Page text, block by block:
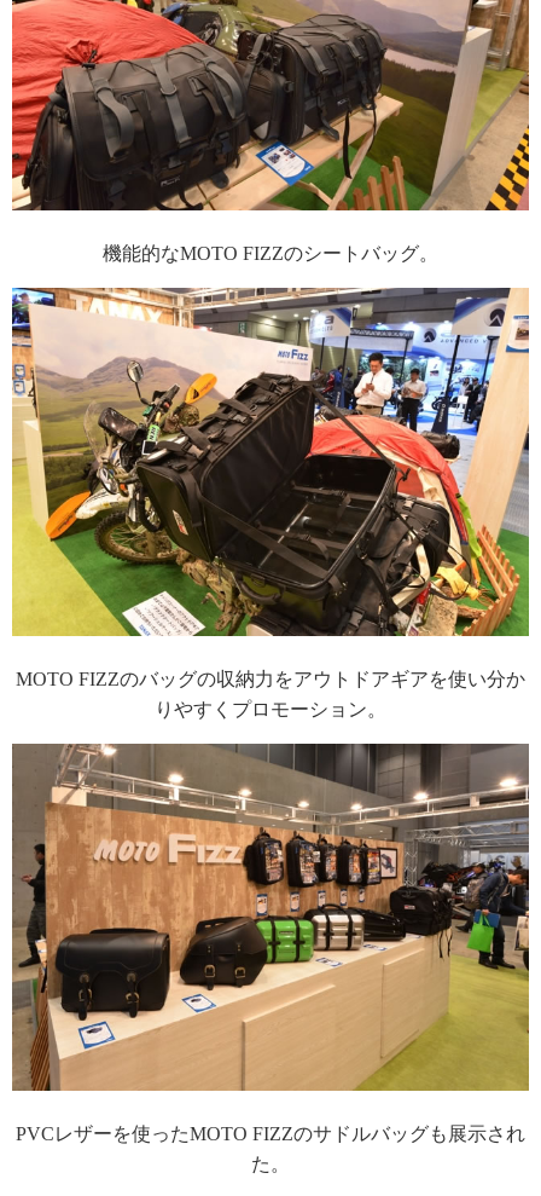
機能的なMOTO FIZZのシートバッグ。
MOTO FIZZのバッグの収納力をアウトドアギアを使い分か
りやすくプロモーション。
PVCレザーを使ったMOTO FIZZのサドルバッグも展示され
た。